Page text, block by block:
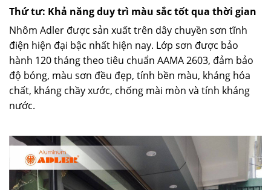
Thứ tư: Khả năng duy trì màu sắc tốt qua thời gian
Nhôm Adler được sản xuất trên dây chuyền sơn tĩnh
điện hiện đại bậc nhất hiện nay. Lớp sơn được bảo
hành 120 tháng theo tiêu chuẩn AAMA 2603, đảm bảo
độ bóng, màu sơn đều đẹp, tính bền màu, kháng hóa
chất, kháng chầy xước, chống mài mòn và tính kháng
nước.